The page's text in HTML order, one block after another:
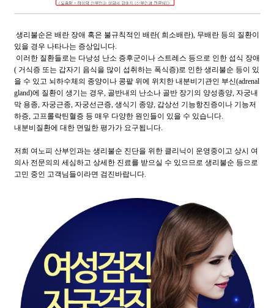
생리불순은 배란 장애 혹은 불규칙적인 배란( 희소배란), 무배란 등의 질환이
있을 경우 나타나는 증상입니다.
이러한 질환들로는 다낭성 난소 증후군이나 스트레스 등으로 인한 섭식 장애
( 거식증 또는 갑자기 음식을 많이 섭취하는 폭식증)로 인한 생리불순 등이 있
을 수 있고 뇌하수체의 종양이나 콩팥 위에 위치한 내분비기관인 부신(adrenal
gland)에 질환이 생기는 경우, 골반내의 난소나 골반 장기의 양성종양, 자궁내
막 용종, 자궁근종, 자궁선근증, 생식기 종양, 갑상선 기능항진증이나 기능저
하증, 고프롤락틴혈증 등 매우 다양한 원인들이 있을 수 있습니다.
내분비질환에 대한 면밀한 평가가 요구됩니다.
저희 여노피 산부인과는 생리불순 진단을 위한 클리닉이 운영중이고 상시 여
의사 전문의의 세심하고 상세한 진료를 받으실 수 있으므로 생리불순 등으로
고민 중인 고객님들이라면 검진바랍니다.